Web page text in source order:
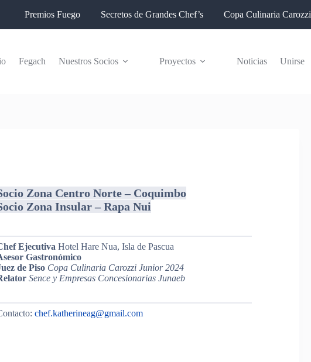
Premios Fuego Secretos de Grandes Chef’s Copa Culinaria Carozzi
Fegach Nuestros Socios Proyectos Noticias Unirse
Zona Centro Norte – Coquimbo
Zona Insular – Rapa Nui
Ejecutiva Hotel Hare Nua, Isla de Pascua
Gastronómico
de Piso Copa Culinaria Carozzi Junior 2024
Sence y Empresas Concesionarias Junaeb
chef.katherineag@gmail.com